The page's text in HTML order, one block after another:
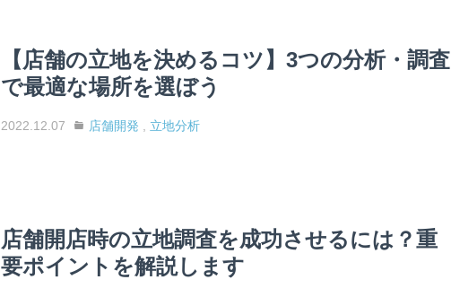
【店舗の立地を決めるコツ】3つの分析・調査
で最適な場所を選ぼう
2022.12.07 店舗開発 , 立地分析
店舗開店時の立地調査を成功させるには？重
要ポイントを解説します